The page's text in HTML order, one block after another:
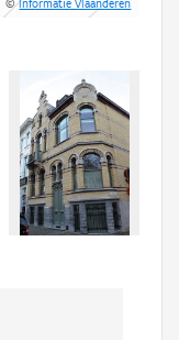
©Informatie Vlaanderen